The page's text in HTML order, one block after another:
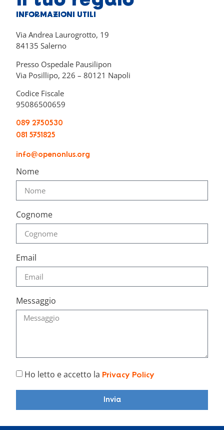
INFORMAZIONI UTILI
Via Andrea Laurogrotto, 19
84135 Salerno
Presso Ospedale Pausilipon
Via Posillipo, 226 – 80121 Napoli
Codice Fiscale
95086500659
089 2750530
081 5751825
info@openonlus.org
Nome
Cognome
Email
Messaggio
Ho letto e accetto la Privacy Policy
Invia